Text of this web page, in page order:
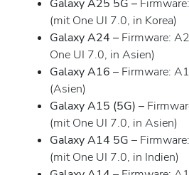
Galaxy A25 5G –
(mit One UI 7.0, in Korea)
Galaxy A24 – Firmware:
One UI 7.0, in Asien)
Galaxy A16 – Firmware:
(Asien)
Galaxy A15 (5G) –
(mit One UI 7.0, in Asien)
Galaxy A14 5G –
(mit One UI 7.0, in Indien)